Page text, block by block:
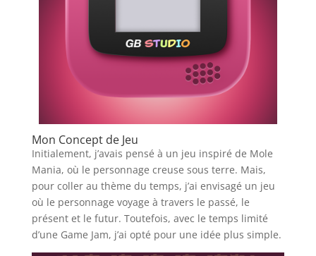
Mon Concept de Jeu
Initialement, j’avais pensé à un jeu inspiré de Mole
Mania, où le personnage creuse sous terre. Mais,
pour coller au thème du temps, j’ai envisagé un jeu
où le personnage voyage à travers le passé, le
présent et le futur. Toutefois, avec le temps limité
d’une Game Jam, j’ai opté pour une idée plus simple.